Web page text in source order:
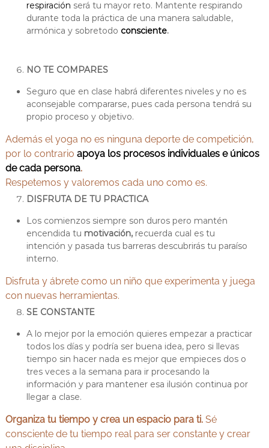
respiración será tu mayor reto. Mantente respirando
durante toda la práctica de una manera saludable,
armónica y sobretodo consciente.
NO TE COMPARES
Seguro que en clase habrá diferentes niveles y no es
aconsejable compararse, pues cada persona tendrá su
propio proceso y objetivo.
Además el yoga no es ninguna deporte de competición,
por lo contrario apoya los procesos individuales e únicos
de cada persona.
Respetemos y valoremos cada uno como es.
DISFRUTA DE TU PRACTICA
Los comienzos siempre son duros pero mantén
encendida tu motivación,recuerda cual es tu
intención y pasada tus barreras descubrirás tu paraíso
interno.
Disfruta y ábrete como un niño que experimenta y juega
con nuevas herramientas.
SE CONSTANTE
A lo mejor por la emoción quieres empezar a practicar
todos los días y podría ser buena idea, pero si llevas
tiempo sin hacer nada es mejor que empieces dos o
tres veces a la semana para ir procesando la
información y para mantener esa ilusión continua por
llegar a clase.
Organiza tu tiempo y crea un espacio para ti.Sé
consciente de tu tiempo real para ser constante y crear